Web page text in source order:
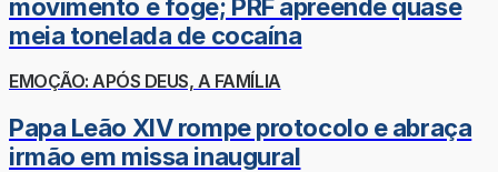
movimento e foge; PRF apreende quase
meia tonelada de cocaína
EMOÇÃO: APÓS DEUS, A FAMÍLIA
Papa Leão XIV rompe protocolo e abraça
irmão em missa inaugural